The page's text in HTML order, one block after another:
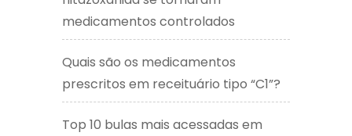
medicamentos controlados
Quais são os medicamentos
prescritos em receituário tipo “C1”?
Top 10 bulas mais acessadas em